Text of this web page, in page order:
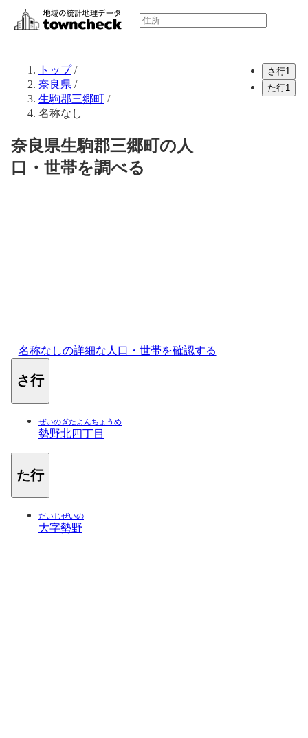
トップ/
奈良県 /
生駒郡三郷町 /
名称なし
奈良県生駒郡三郷町の人
口・世帯を調べる
名称なしの詳細な人口・世帯を確認する
さ行
ぜいのぎたよんちょうめ
勢野北四丁目
た行
だいじぜいの
大字勢野
さ行1
た行1